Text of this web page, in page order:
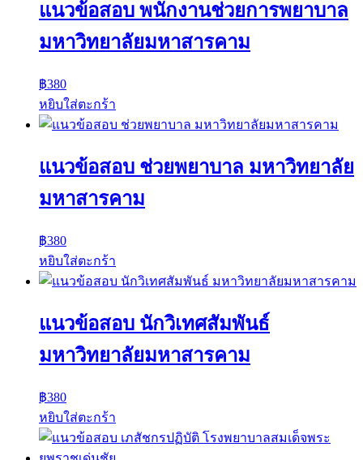
แนวข้อสอบ พนักงานช่วยการพยาบาล
มหาวิทยาลัยมหาสารคาม
฿380
หยิบใส่ตะกร้า
แนวข้อสอบ ช่วยพยาบาล มหาวิทยาลัย
มหาสารคาม
฿380
หยิบใส่ตะกร้า
แนวข้อสอบ นักวิเทศสัมพันธ์
มหาวิทยาลัยมหาสารคาม
฿380
หยิบใส่ตะกร้า